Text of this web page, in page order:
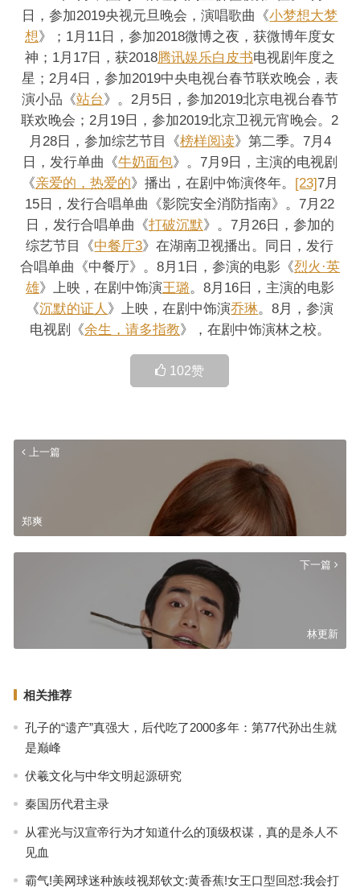
日，参加2019央视元旦晚会，演唱歌曲《小梦想大梦
想》；1月11日，参加2018微博之夜，获微博年度女
神；1月17日，获2018腾讯娱乐白皮书电视剧年度之
星；2月4日，参加2019中央电视台春节联欢晚会，表
演小品《站台》。2月5日，参加2019北京电视台春节
联欢晚会；2月19日，参加2019北京卫视元宵晚会。2
月28日，参加综艺节目《榜样阅读》第二季。7月4
日，发行单曲《牛奶面包》。7月9日，主演的电视剧
《亲爱的，热爱的》播出，在剧中饰演佟年。 [23]7月
15日，发行合唱单曲《影院安全消防指南》。7月22
日，发行合唱单曲《打破沉默》。7月26日，参加的
综艺节目《中餐厅3》在湖南卫视播出。同日，发行
合唱单曲《中餐厅》。8月1日，参演的电影《烈火·英
雄》上映，在剧中饰演王璐 。8月16日，主演的电影
《沉默的证人 》上映，在剧中饰演乔琳 。8月，参演
电视剧《余生，请多指教》，在剧中饰演林之校。
102赞
上一篇
郑爽
下一篇
林更新
相关推荐
孔子的“遗产”真强大，后代吃了2000多年：第77代孙出生就
是巅峰
伏羲文化与中华文明起源研究
秦国历代君主录
从霍光与汉宣帝行为才知道什么的顶级权谋，真的是杀人不
见血
霸气!美网球迷种族歧视郑钦文:黄香蕉!女王口型回怼:我会打